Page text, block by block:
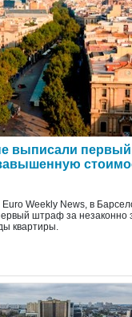
выписали
Weekly News, в
штраф за
квартиры.